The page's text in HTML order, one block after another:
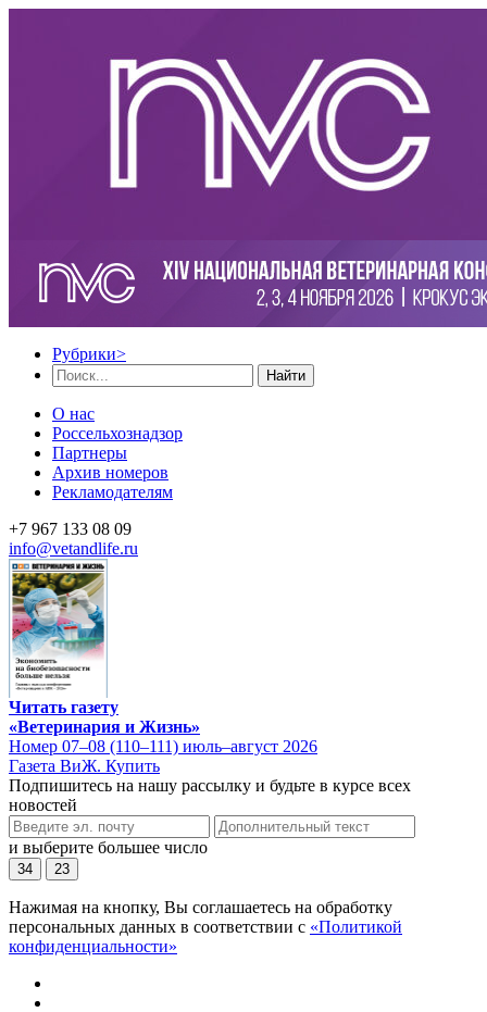
Рубрики>
Найти
О нас
Россельхознадзор
Партнеры
Архив номеров
Рекламодателям
+7 967 133 08 09
info@vetandlife.ru
Читать газету
«Ветеринария и Жизнь»
Номер 07–08 (110–111) июль–август 2026
Газета ВиЖ. Купить
Подпишитесь на нашу рассылку и будьте в курсе всех
новостей
и выберите большее число
34 23
Нажимая на кнопку, Вы соглашаетесь на обработку
персональных данных в соответствии с «Политикой
конфиденциальности»